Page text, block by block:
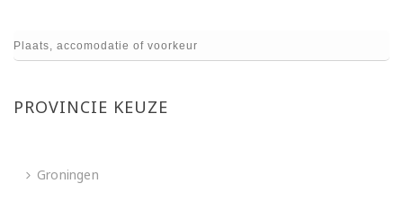
PROVINCIE KEUZE
Groningen